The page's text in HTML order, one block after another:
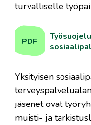
turvalliselle
PDF
Yksityisen
jäsenet ovat
muisti- ja